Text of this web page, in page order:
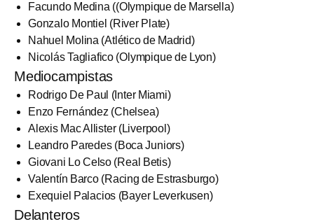
Facundo Medina ((Olympique de Marsella)
Gonzalo Montiel (River Plate)
Nahuel Molina (Atlético de Madrid)
Nicolás Tagliafico (Olympique de Lyon)
Mediocampistas
Rodrigo De Paul (Inter Miami)
Enzo Fernández (Chelsea)
Alexis Mac Allister (Liverpool)
Leandro Paredes (Boca Juniors)
Giovani Lo Celso (Real Betis)
Valentín Barco (Racing de Estrasburgo)
Exequiel Palacios (Bayer Leverkusen)
Delanteros